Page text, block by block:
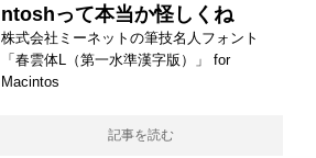
ntoshって本当か怪しくね
株式会社ミーネットの筆技名人フォント
「春雲体L（第一水準漢字版）」 for
Macintos
記事を読む